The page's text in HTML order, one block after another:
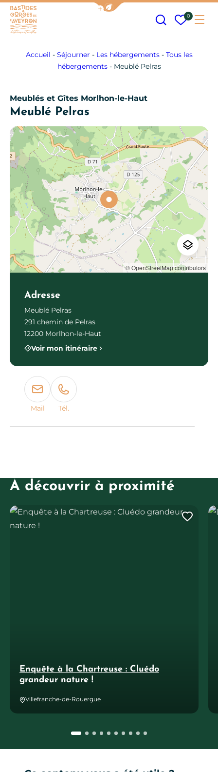
Afficher la barre de navigation
Mes
0
Accueil - Séjourner - Les hébergements- Tous les
hébergements- Meublé Pelras
Meublés et Gîtes Morlhon-le-Haut
Meublé Pelras
© OpenStreetMap contributors
Adresse
Meublé Pelras
291 chemin de Pelras
12200 Morlhon-le-Haut
Voir mon itinéraire
Mail Tél.
À découvrir à proximité
Enquête à la Chartreuse : Cluédo
grandeur nature !
Villefranche-de-Rouergue
Enquête à la Chartreuse : Cluédo grandeur nature !